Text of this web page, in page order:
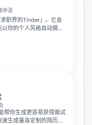
申请
职界的Tinder」。它会
你的个人风格自动撰写
帮你生成更容易获得面试
生成量身定制的简历和